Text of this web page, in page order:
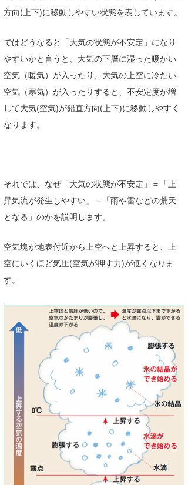
方向(上下)に移動しやすい状態を表しています。
ではどうなると「大気の状態が不安定」になり
やすいかと言うと、大気の下層に湿った暖かい
空気（暖気）が入ったり、大気の上空に冷たい
空気（寒気）が入ったりすると、不安定度が増
して大気(空気)が鉛直方向(上下)に移動しやすく
なります。
それでは、なぜ「大気の状態が不安定」＝「上
昇気流が発生しやすい」＝「雨や雷などの荒天
となる」のかを説明します。
空気塊が地表付近から上空へと上昇すると、上
空にいくほど気圧(空気が押す力)が低くなりま
す。
CBA Films
熊谷素子
田原啓江
植村未来
NOBUFUKU
大野”MAR”修聖
喜納海人
chan-U
ECE
G◎Da
H
KID
MIN
S.K
VAGY
waka☆=
YUKI☆
たっちー
ハンマー
三輪予報士
小川予報士